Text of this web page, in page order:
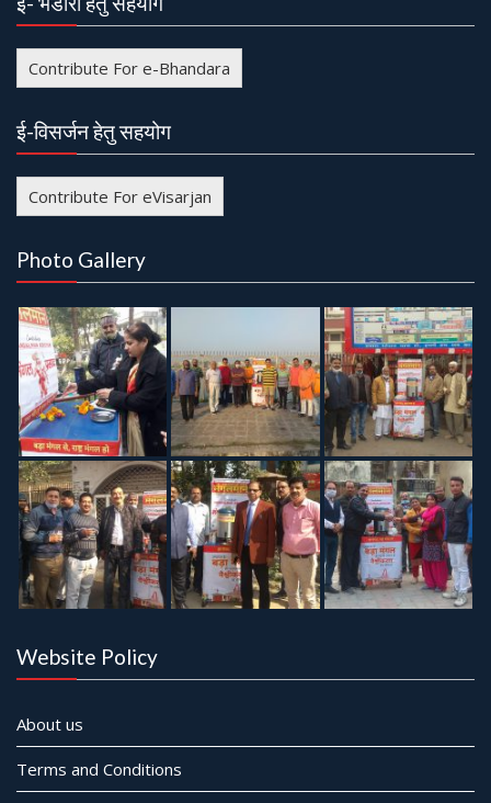
a
t
i
o
n
Contribute For e-Bhandara
ई-विसर्जन हेतु सहयोग
Contribute For eVisarjan
Photo Gallery
Website Policy
About us
Terms and Conditions